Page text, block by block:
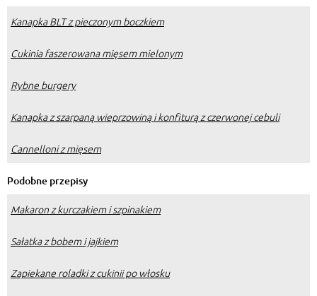
Kanapka BLT z pieczonym boczkiem
Cukinia faszerowana mięsem mielonym
Rybne burgery
Kanapka z szarpaną wieprzowiną i konfiturą z czerwonej cebuli
Cannelloni z mięsem
Podobne przepisy
Makaron z kurczakiem i szpinakiem
Sałatka z bobem i jajkiem
Zapiekane roladki z cukinii po włosku